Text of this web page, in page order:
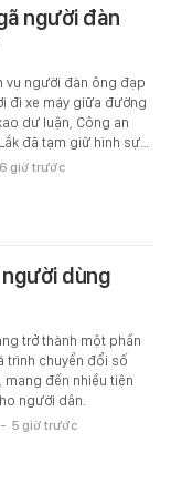
người đàn
vụ người đàn ông đạp
đi xe máy giữa đường
dư luận, Công an
đã tạm giữ hình sự…
6 giờ trước
dùng
trở thành một phần
trình chuyển đổi số
mang đến nhiều tiện
người dân.
- 5 giờ trước